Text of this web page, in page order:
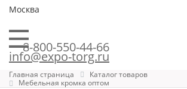
Москва
8-800-550-44-66
info@expo-torg.ru
Главная страница
Каталог товаров
Мебельная кромка оптом